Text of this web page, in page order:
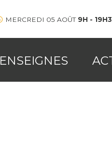
MERCREDI 05 AOÛT 9H -
ENSEIGNES